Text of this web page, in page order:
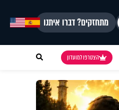
מתחזקים? דברו איתנו
הצטרפו למועדון